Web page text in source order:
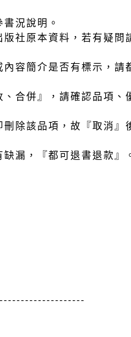
況說明。
版社原本資料，若有疑
內容簡介是否有標示，
、合併』，請確認品項
刪除該品項，故『取消
缺漏，『都可退書退款』